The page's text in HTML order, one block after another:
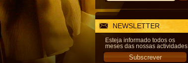
NEWSLETTER
Esteja informado todos os
meses das nossas actividades